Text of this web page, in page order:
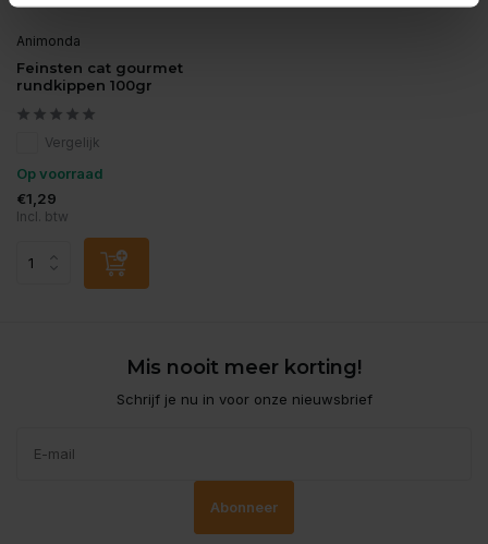
Animonda
Feinsten cat gourmet
rundkippen 100gr
Vergelijk
Op voorraad
€1,29
Incl. btw
Mis nooit meer korting!
Schrijf je nu in voor onze nieuwsbrief
Abonneer